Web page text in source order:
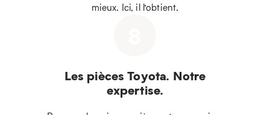
mieux. Ici, il l’obtient.
Les pièces Toyota. Notre
expertise.